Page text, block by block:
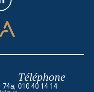
74a,
Téléphone
010 40 14 14